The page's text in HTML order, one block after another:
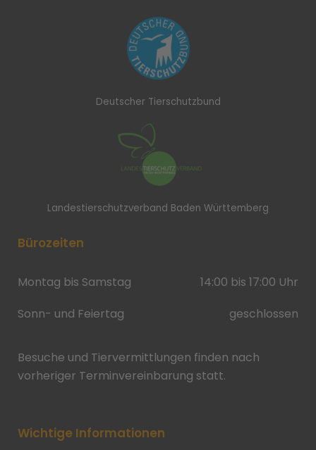
Deutscher Tierschutzbund
Landestierschutzverband Baden Württemberg
Bürozeiten
Montag bis Samstag
14:00 bis 17:00 Uhr
Sonn- und Feiertag
geschlossen
Besuche und Tiervermittlungen finden nach
vorheriger Terminvereinbarung statt.
Wichtige Informationen